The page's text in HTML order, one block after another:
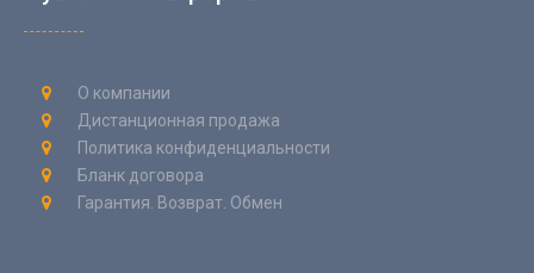
О компании
Дистанционная продажа
Политика конфиденциальности
Бланк договора
Гарантия. Возврат. Обмен